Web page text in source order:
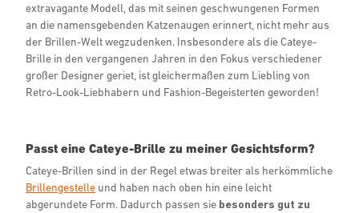
extravagante Modell, das mit seinen geschwungenen Formen
an die namensgebenden Katzenaugen erinnert, nicht mehr aus
der Brillen-Welt wegzudenken. Insbesondere als die Cateye-
Brille in den vergangenen Jahren in den Fokus verschiedener
großer Designer geriet, ist gleichermaßen zum Liebling von
Retro-Look-Liebhabern und Fashion-Begeisterten geworden!
Passt eine Cateye-Brille zu meiner Gesichtsform?
Cateye-Brillen sind in der Regel etwas breiter als herkömmliche
Brillengestelle und haben nach oben hin eine leicht
abgerundete Form. Dadurch passen sie besonders gut zu